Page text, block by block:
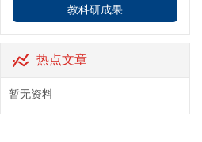
教科研成果
热点文章
暂无资料